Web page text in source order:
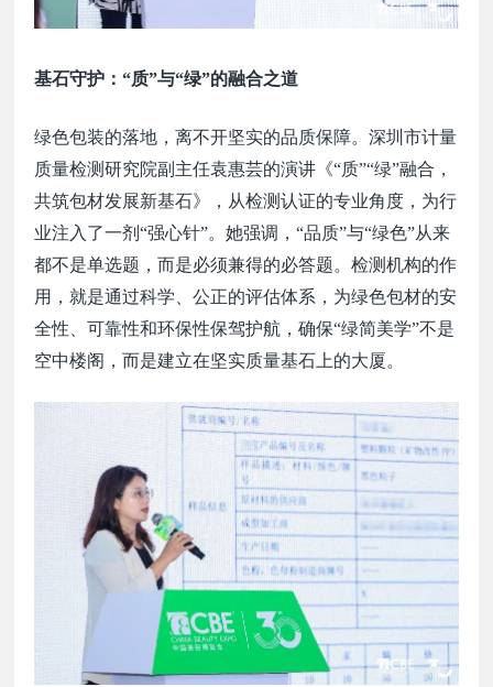
基石守护：“质”与“绿”的融合之道
绿色包装的落地，离不开坚实的品质保障。深圳市计量
质量检测研究院副主任袁惠芸的演讲《“质”“绿”融合，
共筑包材发展新基石》，从检测认证的专业角度，为行
业注入了一剂“强心针”。她强调，“品质”与“绿色”从来
都不是单选题，而是必须兼得的必答题。检测机构的作
用，就是通过科学、公正的评估体系，为绿色包材的安
全性、可靠性和环保性保驾护航，确保“绿简美学”不是
空中楼阁，而是建立在坚实质量基石上的大厦。